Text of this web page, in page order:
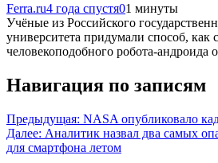
Ferra.ru4 года спустя01 минуты
Учёные из Российского
университета придумали способ, как
человекоподобного робота-андроида
Навигация по записям
Предыдущая: NASA опубликовало
Далее: Аналитик назвал два самых
для смартфона летом